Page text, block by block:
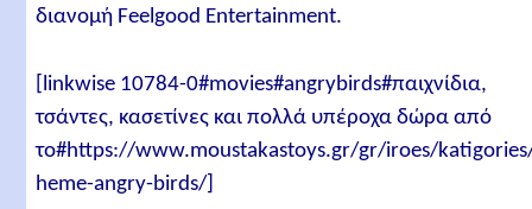
διανομή Feelgood Entertainment.
[linkwise 10784-0#movies#angrybirds#παιχνίδια,
τσάντες, κασετίνες και πολλά υπέροχα δώρα από
το#https://www.moustakastoys.gr/gr/iroes/
heme-angry-birds/]